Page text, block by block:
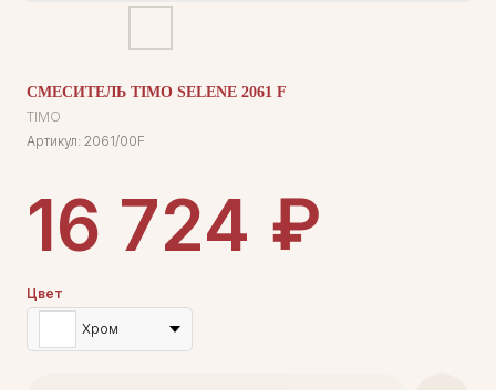
СМЕСИТЕЛЬ TIMO SELENE 2061 F
TIMO
Артикул: 2061/00F
16 724 ₽
Цвет
Хром